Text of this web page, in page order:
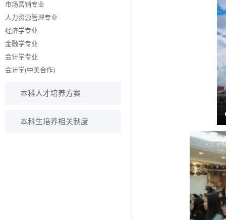
市场营销专业
人力资源管理专业
经济学专业
金融学专业
会计学专业
会计学(中美合作)
本科人才培养方案
本科生培养相关制度